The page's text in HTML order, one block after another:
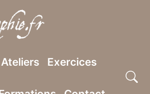
Ateliers Exercices